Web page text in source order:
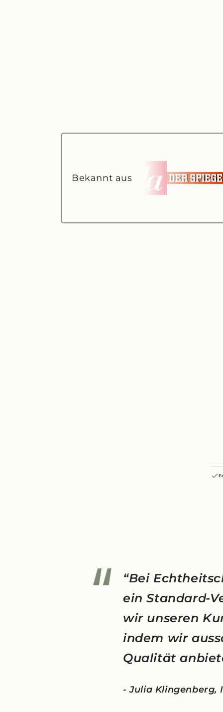
Bekannt aus
“Bei
ein Standard-
wir unseren
indem wir
Qualität
- Julia Klingenberg,